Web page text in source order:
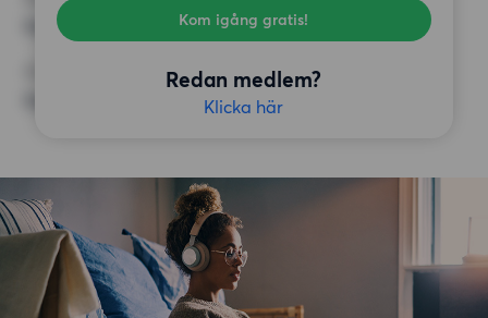
Kom igång gratis!
Redan medlem?
Klicka här
Inga speciella krav
ÖVRIGA PREFERENSER
Inga speciella preferenser